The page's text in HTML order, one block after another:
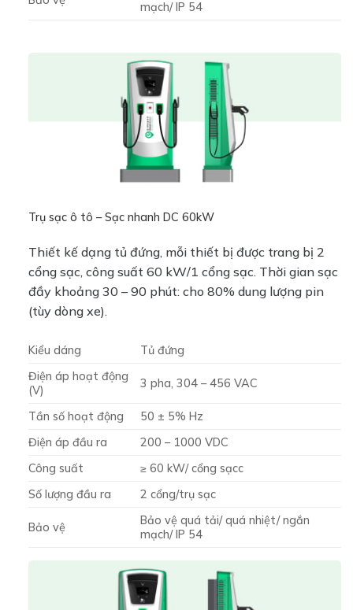
mạch/ IP 54
Trụ sạc ô tô – Sạc nhanh DC 60kW
Thiết kế dạng tủ đứng, mỗi thiết bị được trang bị 2
cổng sạc, công suất 60 kW/1 cổng sạc. Thời gian sạc
đầy khoảng 30 – 90 phút: cho 80% dung lượng pin
(tùy dòng xe).
Kiểu dáng
Tủ đứng
Điện áp hoạt động
(V)
3 pha, 304 – 456 VAC
Tần số hoạt động
50 ± 5% Hz
Điện áp đầu ra
200 – 1000 VDC
Công suất
≥ 60 kW/ cổng sạcc
Số lượng đầu ra
2 cổng/trụ sạc
Bảo vệ
Bảo vệ quá tải/ quá nhiệt/ ngắn
mạch/ IP 54